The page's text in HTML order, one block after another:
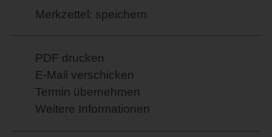
Merkzettel: speichern
PDF drucken
E-Mail verschicken
Termin übernehmen
Weitere Informationen